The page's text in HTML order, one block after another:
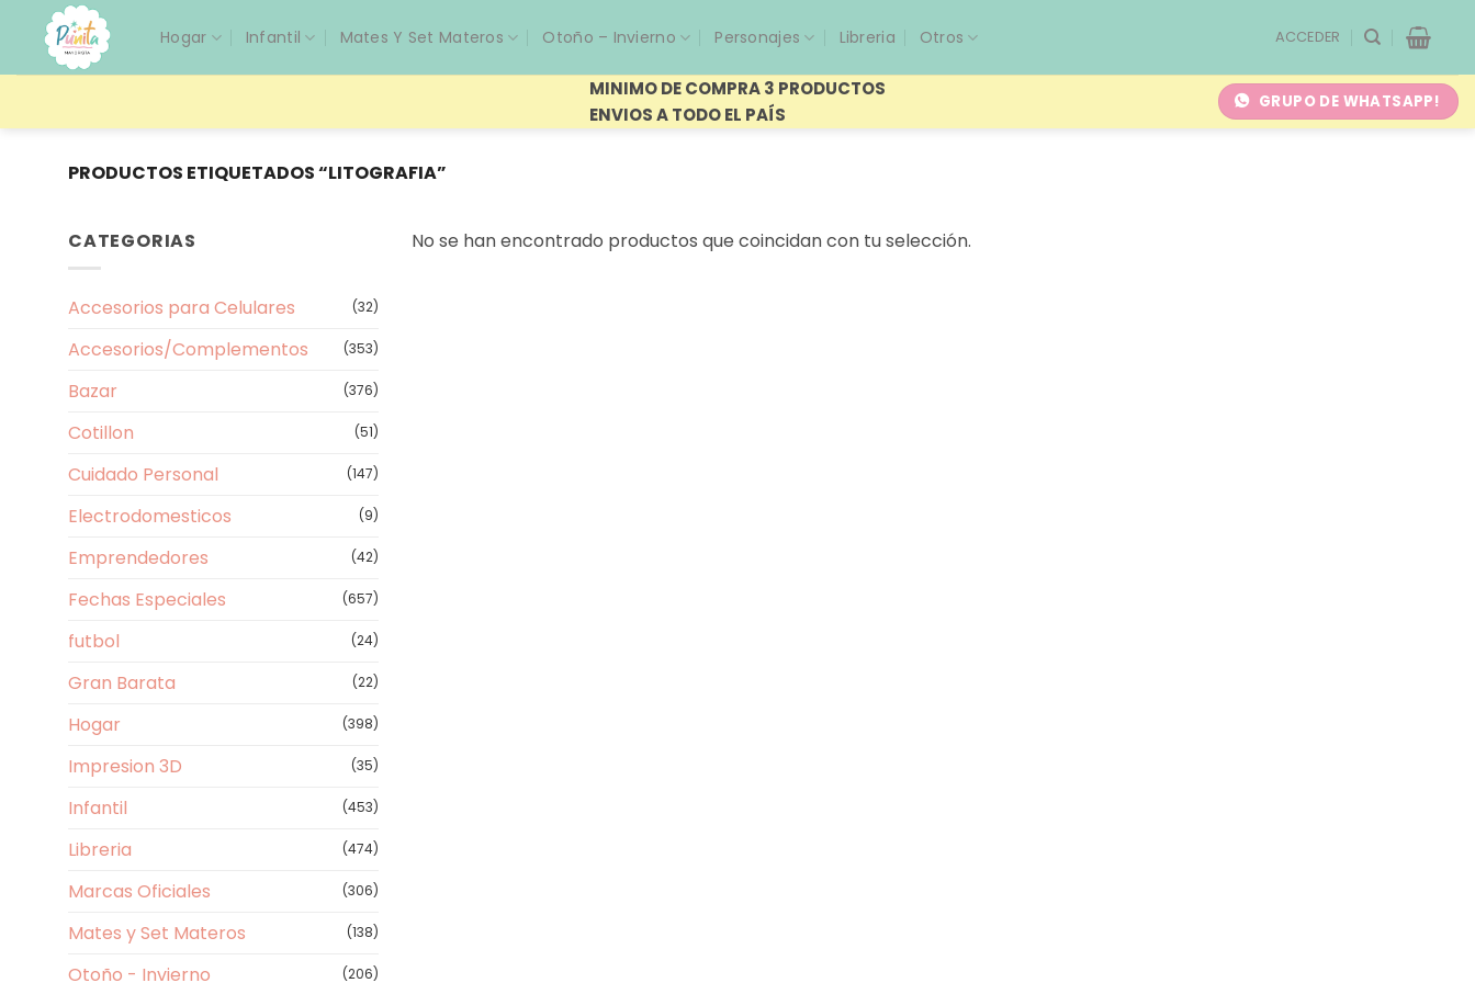
contenido
Hogar Infantil Mates Y Set Materos Otoño – Invierno Personajes Libreria Otros ACCEDER
MINIMO DE COMPRA 3 PRODUCTOS
ENVIOS A TODO EL PAÍS
GRUPO DE WHATSAPP!
PRODUCTOS ETIQUETADOS “LITOGRAFIA”
CATEGORIAS
Accesorios para Celulares (32)
Accesorios/Complementos (353)
Bazar (376)
Cotillon (51)
Cuidado Personal (147)
Electrodomesticos (9)
Emprendedores (42)
Fechas Especiales (657)
futbol (24)
Gran Barata (22)
Hogar (398)
Impresion 3D (35)
Infantil (453)
Libreria (474)
Marcas Oficiales (306)
Mates y Set Materos (138)
Otoño - Invierno (206)
No se han encontrado productos que coincidan con tu selección.